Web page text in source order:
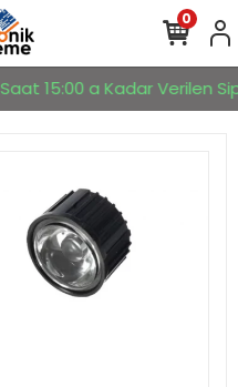
Saat 15:00 a Kadar Verilen
0